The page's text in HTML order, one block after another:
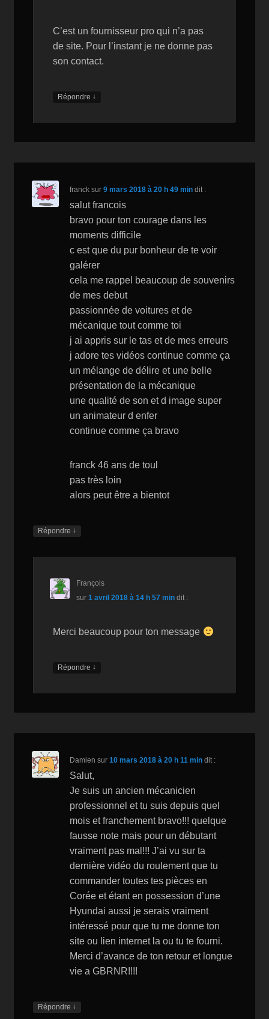
C’est un fournisseur pro qui n’a pas
de site. Pour l’instant je ne donne pas
son contact.
Répondre ↓
franck sur9 mars 2018 à 20 h 49 min dit :
salut francois
bravo pour ton courage dans les
moments difficile
c est que du pur bonheur de te voir
galérer
cela me rappel beaucoup de souvenirs
de mes debut
passionnée de voitures et de
mécanique tout comme toi
j ai appris sur le tas et de mes erreurs
j adore tes vidéos continue comme ça
un mélange de délire et une belle
présentation de la mécanique
une qualité de son et d image super
un animateur d enfer
continue comme ça bravo
franck 46 ans de toul
pas très loin
alors peut être a bientot
Répondre ↓
François
sur 1 avril 2018 à 14 h 57 min dit :
Merci beaucoup pour ton message
Répondre ↓
Damien sur10 mars 2018 à 20 h 11 min dit :
Salut,
Je suis un ancien mécanicien
professionnel et tu suis depuis quel
mois et franchement bravo!!! quelque
fausse note mais pour un débutant
vraiment pas mal!!! J’ai vu sur ta
dernière vidéo du roulement que tu
commander toutes tes pièces en
Corée et étant en possession d’une
Hyundai aussi je serais vraiment
intéressé pour que tu me donne ton
site ou lien internet la ou tu te fourni.
Merci d’avance de ton retour et longue
vie a GBRNR!!!!
Répondre ↓